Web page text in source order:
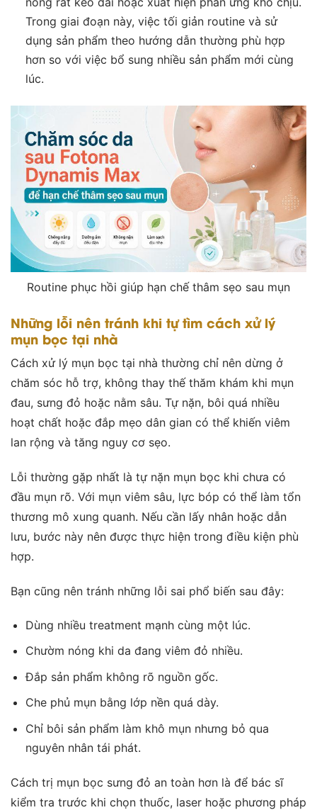
Trong giai đoạn này, việc tối giản routine và sử
dụng sản phẩm theo hướng dẫn thường phù hợp
hơn so với việc bổ sung nhiều sản phẩm mới cùng
lúc.
Routine phục hồi giúp hạn chế thâm sẹo sau mụn
Những lỗi nên tránh khi tự tìm cách xử lý
mụn bọc tại nhà
Cách xử lý mụn bọc tại nhà thường chỉ nên dừng ở
chăm sóc hỗ trợ, không thay thế thăm khám khi mụn
đau, sưng đỏ hoặc nằm sâu. Tự nặn, bôi quá nhiều
hoạt chất hoặc đắp mẹo dân gian có thể khiến viêm
lan rộng và tăng nguy cơ sẹo.
Lỗi thường gặp nhất là tự nặn mụn bọc khi chưa có
đầu mụn rõ. Với mụn viêm sâu, lực bóp có thể làm tổn
thương mô xung quanh. Nếu cần lấy nhân hoặc dẫn
lưu, bước này nên được thực hiện trong điều kiện phù
hợp.
Bạn cũng nên tránh những lỗi sai phổ biến sau đây:
Dùng nhiều treatment mạnh cùng một lúc.
Chườm nóng khi da đang viêm đỏ nhiều.
Đắp sản phẩm không rõ nguồn gốc.
Che phủ mụn bằng lớp nền quá dày.
Chỉ bôi sản phẩm làm khô mụn nhưng bỏ qua
nguyên nhân tái phát.
Cách trị mụn bọc sưng đỏ an toàn hơn là để bác sĩ
kiểm tra trước khi chọn thuốc, laser hoặc phương pháp